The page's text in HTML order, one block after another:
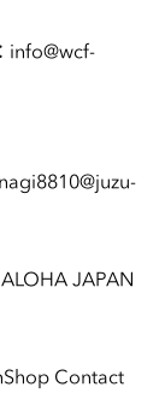
info@wcf-
JAPAN
Contact